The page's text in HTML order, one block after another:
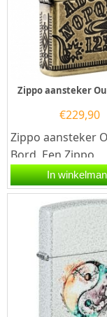
Zippo aansteker
€229,90
Zippo aansteker
Bord. Een Zippo
aansteker is een
kwalitatief
goede aansteker
In